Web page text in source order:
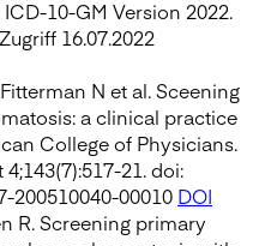
10-GM Version 2022.
16.07.2022
N et al. Sceening
a clinical practice
College of Physicians.
21. doi:
200510040-00010 DOI
R. Screening primary